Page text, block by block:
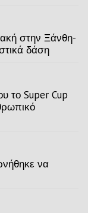
στην Ξάνθη-
δάση
το Super Cup
να